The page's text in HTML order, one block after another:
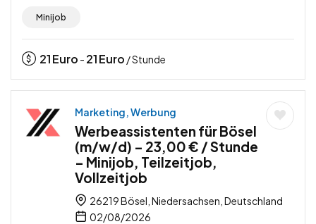
Minijob
21Euro - 21Euro / Stunde
Marketing, Werbung
Werbeassistenten für Bösel
(m/w/d) – 23,00 € / Stunde
– Minijob, Teilzeitjob,
Vollzeitjob
26219 Bösel, Niedersachsen, Deutschland
02/08/2026